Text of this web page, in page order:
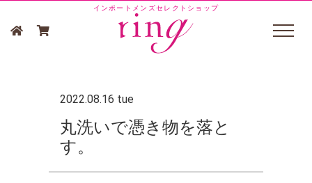
インポートメンズセレクトショップ
2022.08.16 tue
丸洗いで憑き物を落と
す。